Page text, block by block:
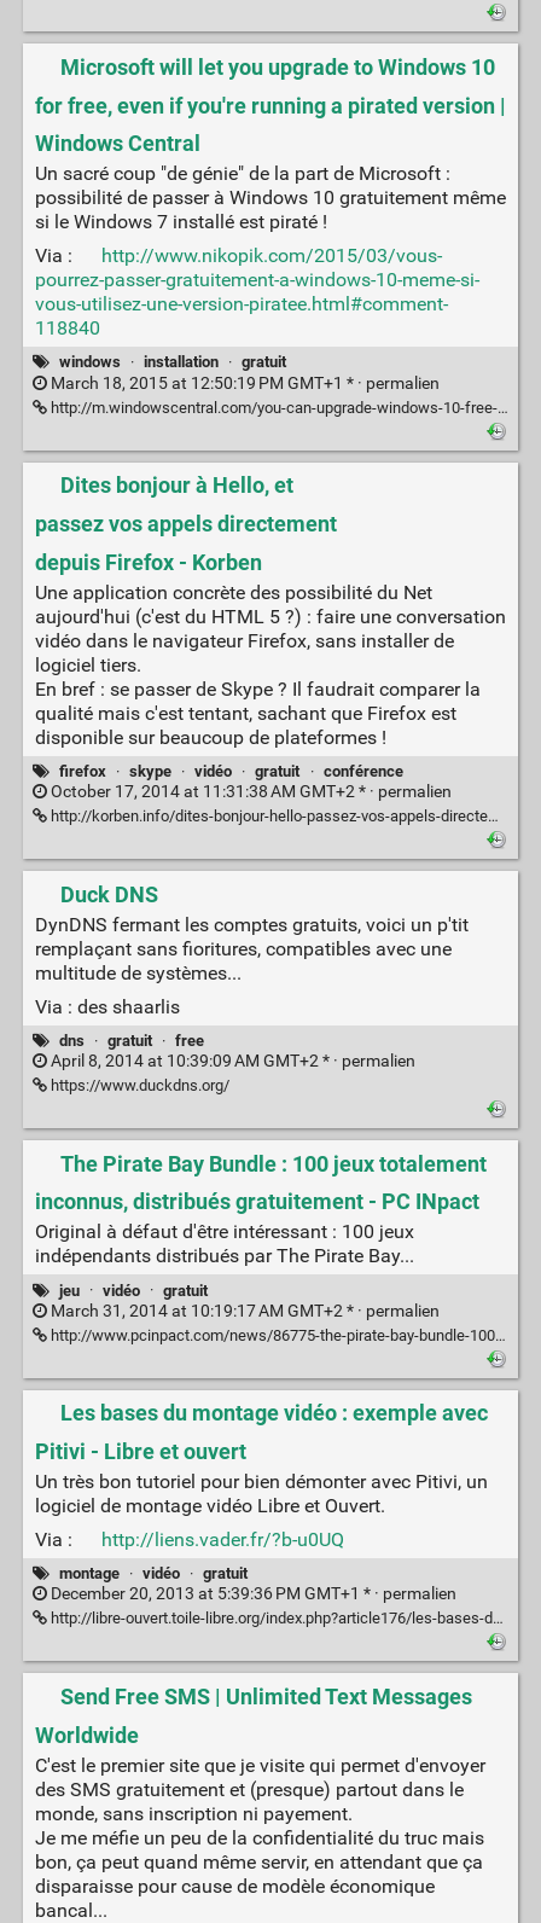
Microsoft will let you upgrade to Windows 10
for free, even if you're running a pirated version |
Windows Central
Un sacré coup "de génie" de la part de Microsoft :
possibilité de passer à Windows 10 gratuitement même
si le Windows 7 installé est piraté !
Via :
http://www.nikopik.com/2015/03/vous-
pourrez-passer-gratuitement-a-windows-10-meme-si-
vous-utilisez-une-version-piratee.html#comment-
118840
windows · installation · gratuit
March 18, 2015 at 12:50:19 PM GMT+1 * · permalien
http://m.windowscentral.com/you-can-upgrade-windows-10-free-even-if-youre-using-pirated-version-windows
Dites bonjour à Hello, et
passez vos appels directement
depuis Firefox - Korben
Une application concrète des possibilité du Net
aujourd'hui (c'est du HTML 5 ?) : faire une conversation
vidéo dans le navigateur Firefox, sans installer de
logiciel tiers.
En bref : se passer de Skype ? Il faudrait comparer la
qualité mais c'est tentant, sachant que Firefox est
disponible sur beaucoup de plateformes !
firefox · skype · vidéo · gratuit · conférence
October 17, 2014 at 11:31:38 AM GMT+2 * · permalien
http://korben.info/dites-bonjour-hello-passez-vos-appels-directement-depuis-firefox.html
Duck DNS
DynDNS fermant les comptes gratuits, voici un p'tit
remplaçant sans fioritures, compatibles avec une
multitude de systèmes...
Via : des shaarlis
dns · gratuit · free
April 8, 2014 at 10:39:09 AM GMT+2 * · permalien
https://www.duckdns.org/
The Pirate Bay Bundle : 100 jeux totalement
inconnus, distribués gratuitement - PC INpact
Original à défaut d'être intéressant : 100 jeux
indépendants distribués par The Pirate Bay...
jeu · vidéo · gratuit
March 31, 2014 at 10:19:17 AM GMT+2 * · permalien
http://www.pcinpact.com/news/86775-the-pirate-bay-bundle-100-jeux-totalement-inconnus-distribues-gratuitement.htm
Les bases du montage vidéo : exemple avec
Pitivi - Libre et ouvert
Un très bon tutoriel pour bien démonter avec Pitivi, un
logiciel de montage vidéo Libre et Ouvert.
Via :
http://liens.vader.fr/?b-u0UQ
montage · vidéo · gratuit
December 20, 2013 at 5:39:36 PM GMT+1 * · permalien
http://libre-ouvert.toile-libre.org/index.php?article176/les-bases-de-l-utilisation-d-un-editeur-video-exemple-avec-pitivi
Send Free SMS | Unlimited Text Messages
Worldwide
C'est le premier site que je visite qui permet d'envoyer
des SMS gratuitement et (presque) partout dans le
monde, sans inscription ni payement.
Je me méfie un peu de la confidentialité du truc mais
bon, ça peut quand même servir, en attendant que ça
disparaisse pour cause de modèle économique
bancal...